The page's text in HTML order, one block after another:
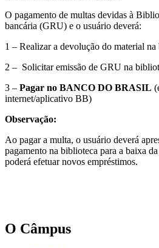
O pagamento de multas devidas à
bancária (GRU) e o usuário deverá:
1 – Realizar a devolução do material
2 – Solicitar emissão de GRU na
3 – Pagar no BANCO DO BRASIL
internet/aplicativo BB)
Observação:
Ao pagar a multa, o usuário deverá
pagamento na biblioteca para a baixa
poderá efetuar novos empréstimos.
O Câmpus